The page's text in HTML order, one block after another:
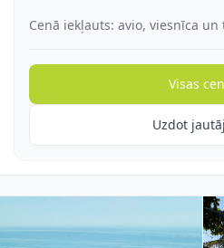
Cenā iekļauts: avio, viesnīca
Visas
Uzdot